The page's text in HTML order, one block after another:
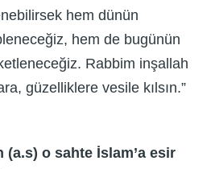
hem dünün
hem de bugünün
Rabbim inşallah
güzelliklere vesile kılsın.”
(a.s) o sahte İslam’a esir